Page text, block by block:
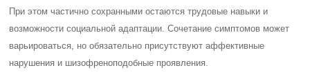
При этом частично сохранными остаются трудовые навыки и
возможности социальной адаптации. Сочетание симптомов может
варьироваться, но обязательно присутствуют аффективные
нарушения и шизофреноподобные проявления.